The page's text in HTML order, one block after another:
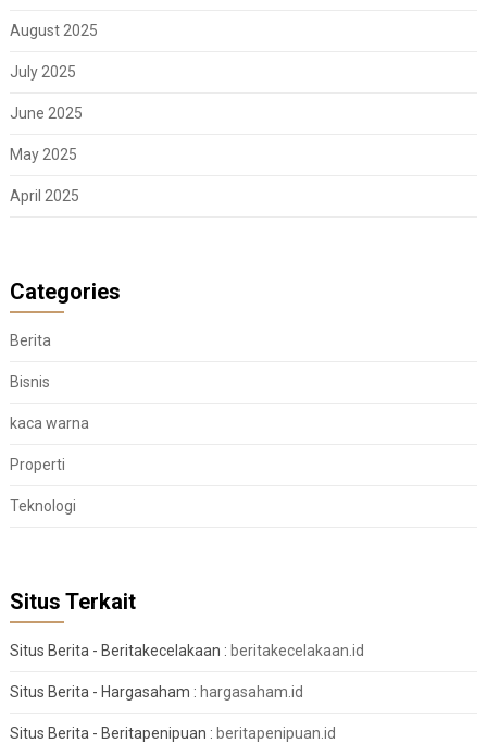
August 2025
July 2025
June 2025
May 2025
April 2025
Categories
Berita
Bisnis
kaca warna
Properti
Teknologi
Situs Terkait
Situs Berita - Beritakecelakaan : beritakecelakaan.id
Situs Berita - Hargasaham : hargasaham.id
Situs Berita - Beritapenipuan : beritapenipuan.id